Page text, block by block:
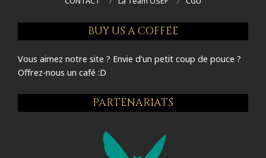
BUY US A COFFEE
Vous aimez notre site ? Envie d'un petit coup de pouce ?
Offrez-nous un café :D
PARTENARIATS